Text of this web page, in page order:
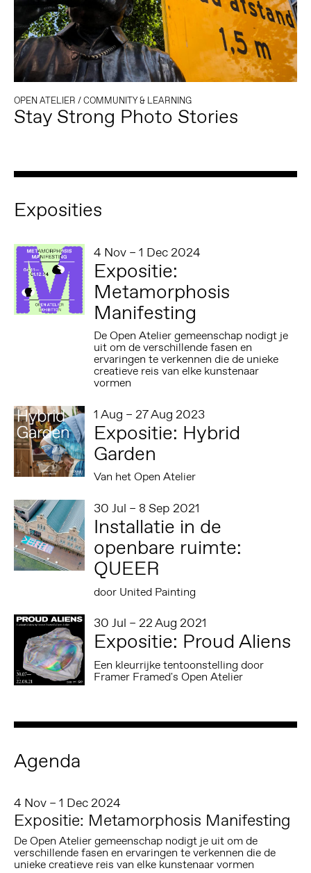
OPEN ATELIER /COMMUNITY & LEARNING
Stay Strong Photo Stories
Exposities
4 Nov – 1 Dec 2024
Expositie:
Metamorphosis
Manifesting
De Open Atelier gemeenschap nodigt je
uit om de verschillende fasen en
ervaringen te verkennen die de unieke
creatieve reis van elke kunstenaar
vormen
1 Aug – 27 Aug 2023
Expositie: Hybrid
Garden
Van het Open Atelier
30 Jul – 8 Sep 2021
Installatie in de
openbare ruimte:
QUEER
door United Painting
30 Jul – 22 Aug 2021
Expositie: Proud Aliens
Een kleurrijke tentoonstelling door
Framer Framed's Open Atelier
Agenda
4 Nov – 1 Dec 2024
Expositie: Metamorphosis Manifesting
De Open Atelier gemeenschap nodigt je uit om de
verschillende fasen en ervaringen te verkennen die de
unieke creatieve reis van elke kunstenaar vormen